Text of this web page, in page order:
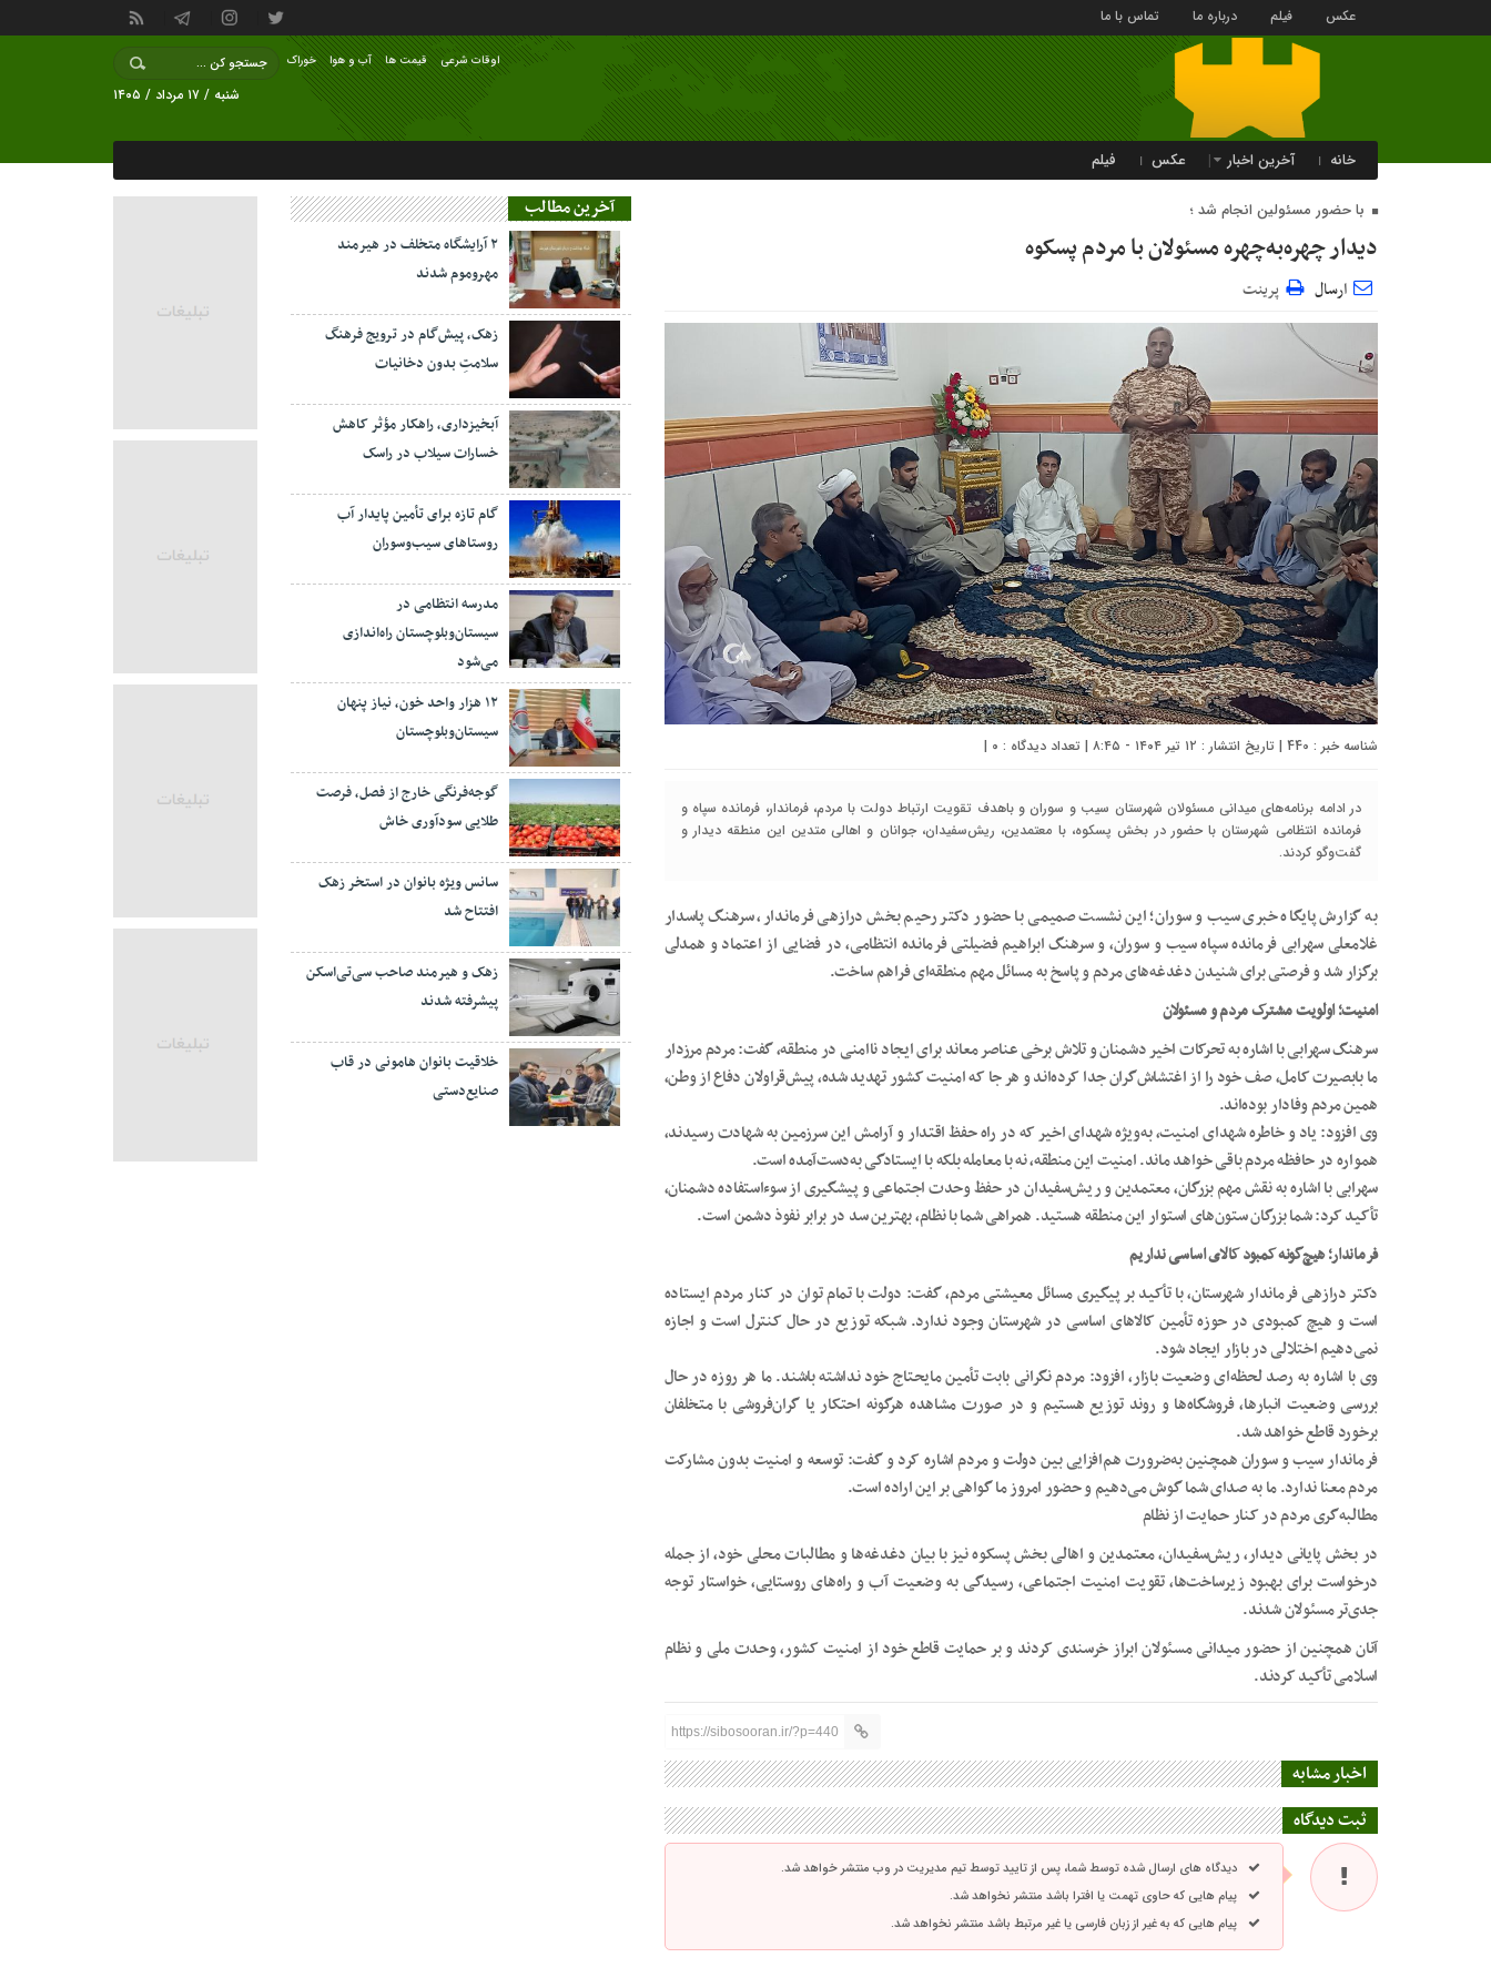
عکس فیلم درباره ما تماس با ما
خوراک آب و هوا قیمت ها اوقات شرعی
شنبه / ۱۷ مرداد / ۱۴۰۵
خانه آخرین اخبار عکس فیلم
با حضور مسئولین انجام شد ؛
دیدار چهره‌به‌چهره مسئولان با مردم پسکوه
ارسال پرینت
شناسه خبر : 440 | تاریخ انتشار : ۱۲ تیر ۱۴۰۴ - ۸:۴۵ | تعداد دیدگاه : ۰ |
در ادامه برنامه‌های میدانی مسئولان شهرستان سیب و سوران و باهدف تقویت ارتباط دولت با مردم، فرماندار، فرمانده سپاه و
فرمانده انتظامی شهرستان با حضور در بخش پسکوه، با معتمدین، ریش‌سفیدان، جوانان و اهالی متدین این منطقه دیدار و
گفت‌وگو کردند.
به گزارش پایگاه خبری سیب و سوران؛ این نشست صمیمی با حضور دکتر رحیم بخش درازهی فرماندار، سرهنگ پاسدار
غلامعلی سهرابی فرمانده سپاه سیب و سوران، و سرهنگ ابراهیم فضیلتی فرمانده انتظامی، در فضایی از اعتماد و همدلی
برگزار شد و فرصتی برای شنیدن دغدغه‌های مردم و پاسخ به مسائل مهم منطقه‌ای فراهم ساخت.
امنیت؛ اولویت مشترک مردم و مسئولان
سرهنگ سهرابی با اشاره به تحرکات اخیر دشمنان و تلاش برخی عناصر معاند برای ایجاد ناامنی در منطقه، گفت: مردم مرزدار
ما بابصیرت کامل، صف خود را از اغتشاش‌گران جدا کرده‌اند و هر جا که امنیت کشور تهدید شده، پیش‌قراولان دفاع از وطن،
همین مردم وفادار بوده‌اند.
وی افزود: یاد و خاطره شهدای امنیت، به‌ویژه شهدای اخیر که در راه حفظ اقتدار و آرامش این سرزمین به شهادت رسیدند،
همواره در حافظه مردم باقی خواهد ماند. امنیت این منطقه، نه با معامله بلکه با ایستادگی به‌دست‌آمده است.
سهرابی با اشاره به نقش مهم بزرگان، معتمدین و ریش‌سفیدان در حفظ وحدت اجتماعی و پیشگیری از سوءاستفاده دشمنان،
تأکید کرد: شما بزرگان ستون‌های استوار این منطقه هستید. همراهی شما با نظام، بهترین سد در برابر نفوذ دشمن است.
فرماندار؛ هیچ‌گونه کمبود کالای اساسی نداریم
دکتر درازهی فرماندار شهرستان، با تأکید بر پیگیری مسائل معیشتی مردم، گفت: دولت با تمام توان در کنار مردم ایستاده
است و هیچ کمبودی در حوزه تأمین کالاهای اساسی در شهرستان وجود ندارد. شبکه توزیع در حال کنترل است و اجازه
نمی‌دهیم اختلالی در بازار ایجاد شود.
وی با اشاره به رصد لحظه‌ای وضعیت بازار، افزود: مردم نگرانی بابت تأمین مایحتاج خود نداشته باشند. ما هر روزه در حال
بررسی وضعیت انبارها، فروشگاه‌ها و روند توزیع هستیم و در صورت مشاهده هرگونه احتکار یا گران‌فروشی با متخلفان
برخورد قاطع خواهد شد.
فرماندار سیب و سوران همچنین به‌ضرورت هم‌افزایی بین دولت و مردم اشاره کرد و گفت: توسعه و امنیت بدون مشارکت
مردم معنا ندارد. ما به صدای شما گوش می‌دهیم و حضور امروز ما گواهی بر این اراده است.
مطالبه‌گری مردم در کنار حمایت از نظام
در بخش پایانی دیدار، ریش‌سفیدان، معتمدین و اهالی بخش پسکوه نیز با بیان دغدغه‌ها و مطالبات محلی خود، از جمله
درخواست برای بهبود زیرساخت‌ها، تقویت امنیت اجتماعی، رسیدگی به وضعیت آب و راه‌های روستایی، خواستار توجه
جدی‌تر مسئولان شدند.
آنان همچنین از حضور میدانی مسئولان ابراز خرسندی کردند و بر حمایت قاطع خود از امنیت کشور، وحدت ملی و نظام
اسلامی تأکید کردند.
https://sibosooran.ir/?p=440
اخبار مشابه
ثبت دیدگاه
دیدگاه های ارسال شده توسط شما، پس از تایید توسط تیم مدیریت در وب منتشر خواهد شد.
پیام هایی که حاوی تهمت یا افترا باشد منتشر نخواهد شد.
پیام هایی که به غیر از زبان فارسی یا غیر مرتبط باشد منتشر نخواهد شد.
آخرین مطالب
۲ آرایشگاه متخلف در هیرمند
مهروموم شدند
زهک، پیش‌گام در ترویج فرهنگ
سلامتِ بدون دخانیات
آبخیزداری، راهکار مؤثر کاهش
خسارات سیلاب در راسک
گام تازه برای تأمین پایدار آب
روستاهای سیب‌وسوران
مدرسه انتظامی در
سیستان‌وبلوچستان راه‌اندازی
می‌شود
۱۲ هزار واحد خون، نیاز پنهان
سیستان‌وبلوچستان
گوجه‌فرنگی خارج از فصل، فرصت
طلایی سودآوری خاش
سانس ویژه بانوان در استخر زهک
افتتاح شد
زهک و هیرمند صاحب سی‌تی‌اسکن
پیشرفته شدند
خلاقیت بانوان هامونی در قاب
صنایع‌دستی